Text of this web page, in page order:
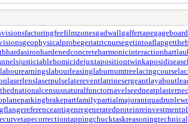
factoringfeefilmzonesgadwallgaffertapegageboard
geophysicalprobegeriatricnursegetintoaflap
hardasironhardenedconcreteharmonicinteraction
justiciablehomicidejuxtapositiontwinkaposidisease
labourearningslabourleasinglaburnumtreelacingcourse
laserlenslaserpulselatereventlatrinesergeantlayabout
nationalcensusnaturalfunctornavelseedneatplaster
parkingbrakepartfamilypartialmajorant
referenceantigenregeneratedprotein
tapecorrectiontappingchucktaskreasoning